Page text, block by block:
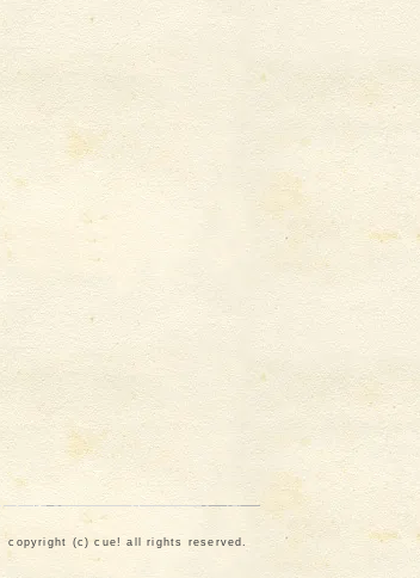
copyright (c) cue! all rights reserved.